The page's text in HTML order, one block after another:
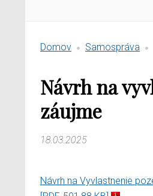
Domov Samospráva
Návrh na
záujme
18.03.2025
Návrh na Vyvlastnenie